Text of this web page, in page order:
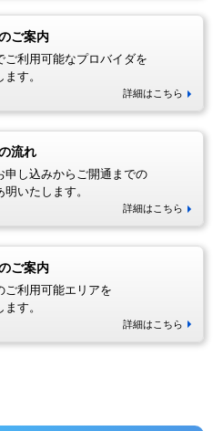
ご案内
ご利用可能なプロバイダを
す。
詳細はこちら
流れ
申し込みからご開通までの
いたします。
詳細はこちら
ご案内
ご利用可能エリアを
す。
詳細はこちら